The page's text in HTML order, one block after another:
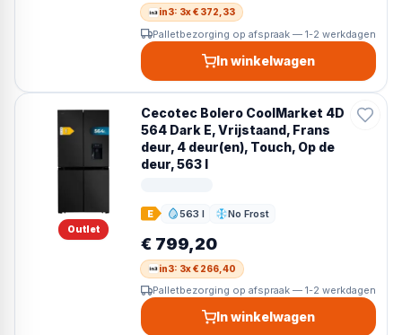
in3: 3x € 372,33
Palletbezorging op afspraak — 1-2 werkdagen
In winkelwagen
Outlet
Cecotec Bolero CoolMarket 4D
564 Dark E, Vrijstaand, Frans
deur, 4 deur(en), Touch, Op de
deur, 563 l
E 563 l
Inhoud No Frost
Ontdooien
€ 799,20
in3: 3x € 266,40
Palletbezorging op afspraak — 1-2 werkdagen
In winkelwagen